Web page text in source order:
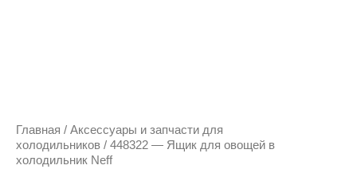
Главная / Аксессуары и запчасти для
холодильников / 448322 — Ящик для овощей в
холодильник Neff